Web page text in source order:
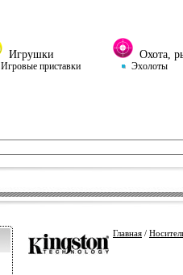
Игрушки
Игровые приставки
Охота,
Эхолоты
Главная /